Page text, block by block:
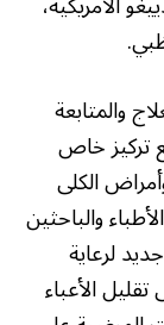
والمتابعة
تركيز خاص
الكلى
والباحثين
لرعاية
الأعباء